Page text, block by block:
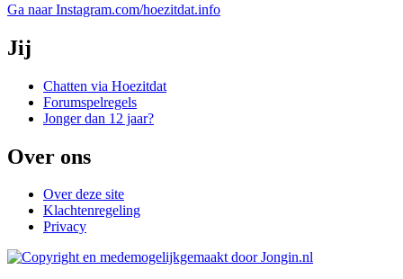
Ga naar Instagram.com/hoezitdat.info
Jij
Chatten via Hoezitdat
Forumspelregels
Jonger dan 12 jaar?
Over ons
Over deze site
Klachtenregeling
Privacy